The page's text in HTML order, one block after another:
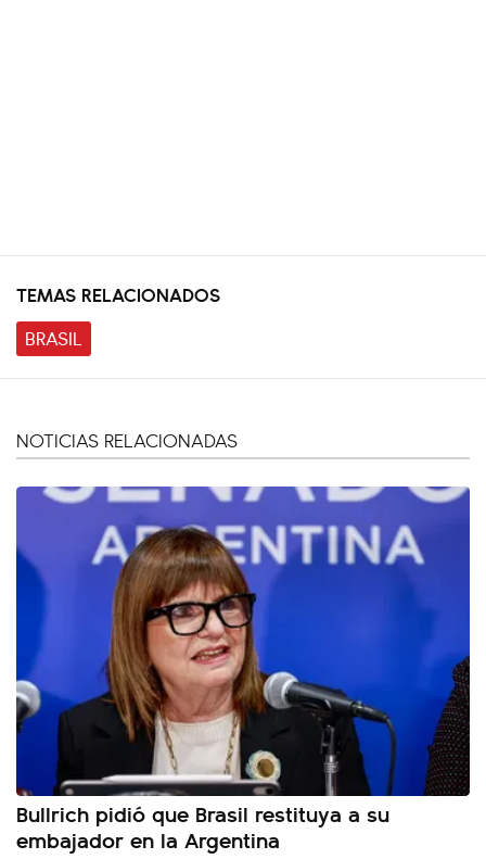
TEMAS RELACIONADOS
BRASIL
NOTICIAS RELACIONADAS
Bullrich pidió que Brasil restituya a su
embajador en la Argentina